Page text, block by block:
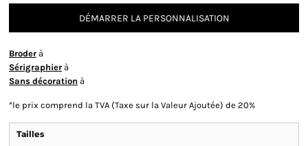
DÉMARRER LA PERSONNALISATION
Broder à
Sérigraphier à
Sans décoration à
*le prix comprend la TVA (Taxe sur la Valeur Ajoutée) de 20%
Tailles